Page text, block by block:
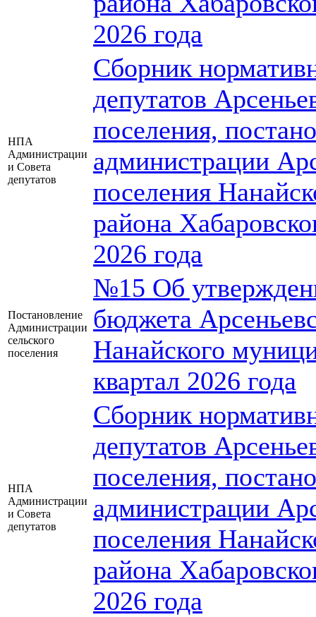
2026 года
НПА
Администрации
и Совета
депутатов
Сборник
депутатов
поселения,
администрации
поселения
района
2026 года
Постановление
Администрации
сельского
поселения
№15 Об
бюджета
Нанайского
квартал 2026 года
НПА
Администрации
и Совета
депутатов
Сборник
депутатов
поселения,
администрации
поселения
района
2026 года